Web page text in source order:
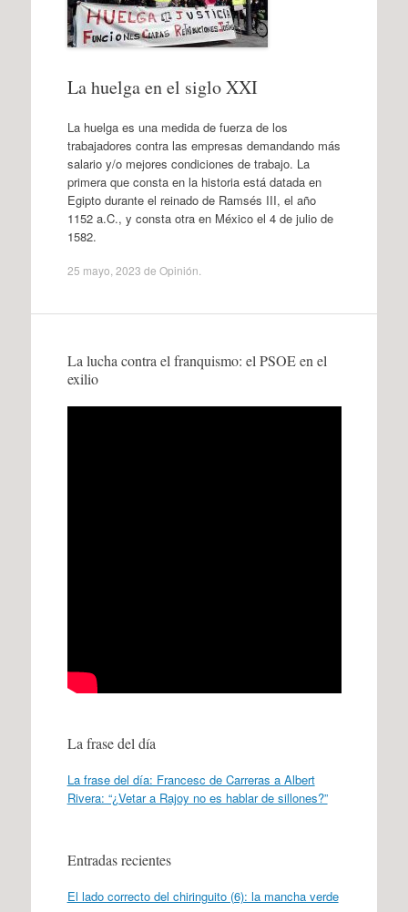
La huelga en el siglo XXI
La huelga es una medida de fuerza de los
trabajadores contra las empresas demandando más
salario y/o mejores condiciones de trabajo. La
primera que consta en la historia está datada en
Egipto durante el reinado de Ramsés III, el año
1152 a.C., y consta otra en México el 4 de julio de
1582.
25 mayo, 2023 de Opinión
La lucha contra el franquismo: el PSOE en el
exilio
La frase del día
La frase del día: Francesc de Carreras a Albert
Rivera: “¿Vetar a Rajoy no es hablar de sillones?”
Entradas recientes
El lado correcto del chiringuito (6): la mancha verde